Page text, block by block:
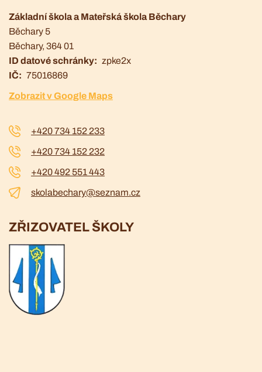
Základní škola a Mateřská škola Běchary
Běchary 5
Běchary, 364 01
ID datové schránky
zpke2x
IČ
75016869
Zobrazit v Google Maps
+420 734 152 233
+420 734 152 232
+420 492 551 443
skolabechary@seznam.cz
ZŘIZOVATEL ŠKOLY